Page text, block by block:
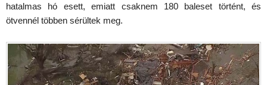
hatalmas hó esett, emiatt csaknem 180 baleset történt, és
ötvennél többen sérültek meg.